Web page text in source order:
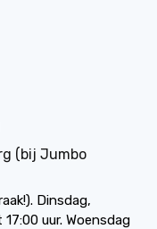
(bij Jumbo
Dinsdag,
uur. Woensdag